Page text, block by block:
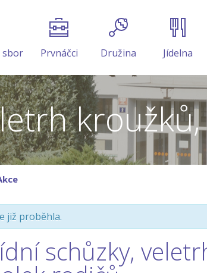
sbor Prvnáčci Družina Jídelna
již proběhla.
schůzky,